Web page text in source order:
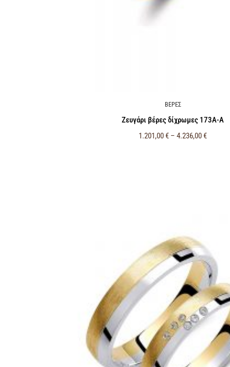
ΒΕΡΕΣ
Ζευγάρι βέρες δίχρωμες 173Α-Α
1.201,00€ – 4.236,00€